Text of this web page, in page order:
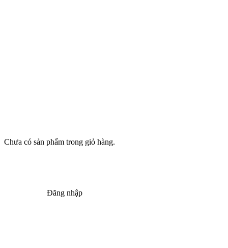
Chưa có sản phẩm trong giỏ hàng.
Đăng nhập